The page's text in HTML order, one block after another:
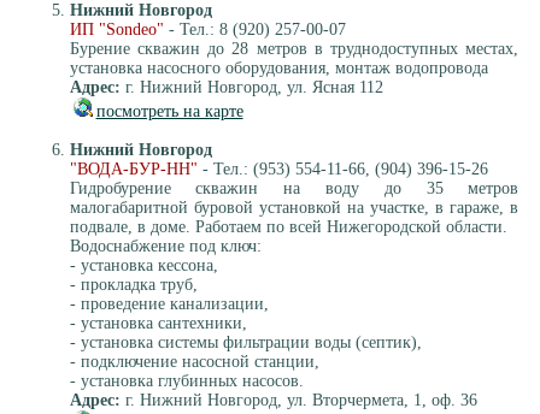
Нижний Новгород
ИП "Sondeo" - Тел.: 8 (920) 257-00-07
Бурение скважин до 28 метров в труднодоступных местах,
установка насосного оборудования, монтаж водопровода
Адрес: г. Нижний Новгород, ул. Ясная 112
посмотреть на карте
Нижний Новгород
"ВОДА-БУР-НН" - Тел.: (953) 554-11-66, (904) 396-15-26
Гидробурение скважин на воду до 35 метров
малогабаритной буровой установкой на участке, в гараже, в
подвале, в доме. Работаем по всей Нижегородской области.
Водоснабжение под ключ:
- установка кессона,
- прокладка труб,
- проведение канализации,
- установка сантехники,
- установка системы фильтрации воды (септик),
- подключение насосной станции,
- установка глубинных насосов.
Адрес: г. Нижний Новгород, ул. Вторчермета, 1, оф. 36